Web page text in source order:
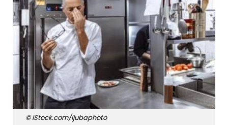
© iStock.com/ljubaphoto